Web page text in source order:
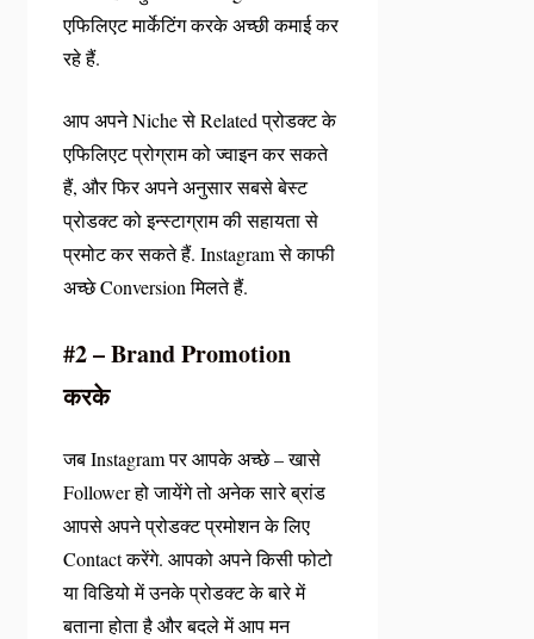
एफिलिएट मार्केटिंग करके अच्छी कमाई कर
रहे हैं.
आप अपने Niche से Related प्रोडक्ट के
एफिलिएट प्रोग्राम को ज्वाइन कर सकते
हैं, और फिर अपने अनुसार सबसे बेस्ट
प्रोडक्ट को इन्स्टाग्राम की सहायता से
प्रमोट कर सकते हैं. Instagram से काफी
अच्छे Conversion मिलते हैं.
#2 – Brand Promotion
करके
जब Instagram पर आपके अच्छे – खासे
Follower हो जायेंगे तो अनेक सारे ब्रांड
आपसे अपने प्रोडक्ट प्रमोशन के लिए
Contact करेंगे. आपको अपने किसी फोटो
या विडियो में उनके प्रोडक्ट के बारे में
बताना होता है और बदले में आप मन